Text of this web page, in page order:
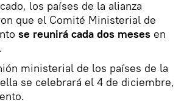
los países de la alianza
que el Comité Ministerial de
se reunirá cada dos meses en
ministerial de los países de la
se celebrará el 4 de diciembre,